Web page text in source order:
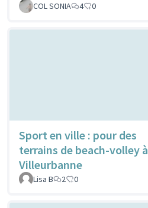
COL SONIA 4 0
Sport en ville : pour des
terrains de beach-volley à
Villeurbanne
Lisa B 2 0